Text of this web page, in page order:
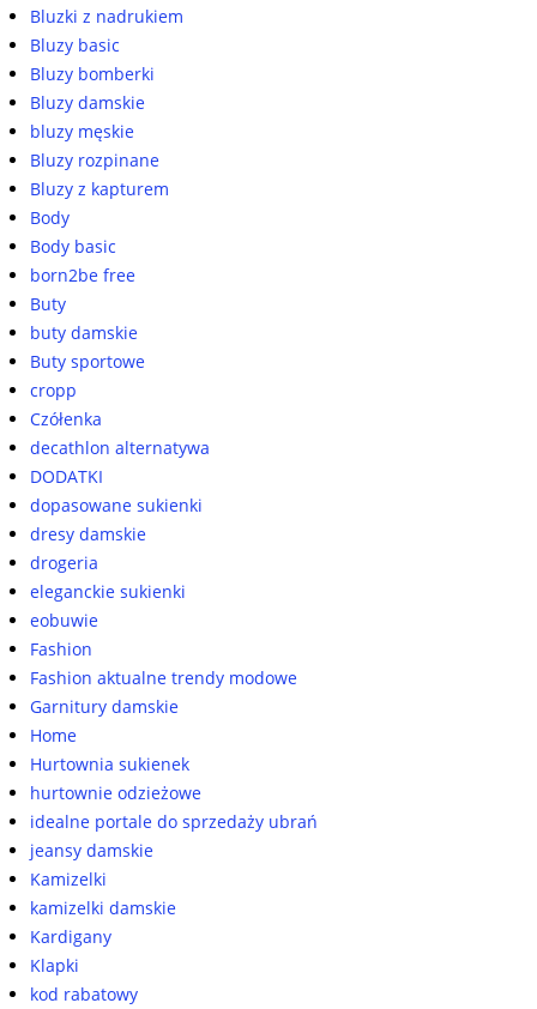
Bluzki z nadrukiem
Bluzy basic
Bluzy bomberki
Bluzy damskie
bluzy męskie
Bluzy rozpinane
Bluzy z kapturem
Body
Body basic
born2be free
Buty
buty damskie
Buty sportowe
cropp
Czółenka
decathlon alternatywa
DODATKI
dopasowane sukienki
dresy damskie
drogeria
eleganckie sukienki
eobuwie
Fashion
Fashion aktualne trendy modowe
Garnitury damskie
Home
Hurtownia sukienek
hurtownie odzieżowe
idealne portale do sprzedaży ubrań
jeansy damskie
Kamizelki
kamizelki damskie
Kardigany
Klapki
kod rabatowy